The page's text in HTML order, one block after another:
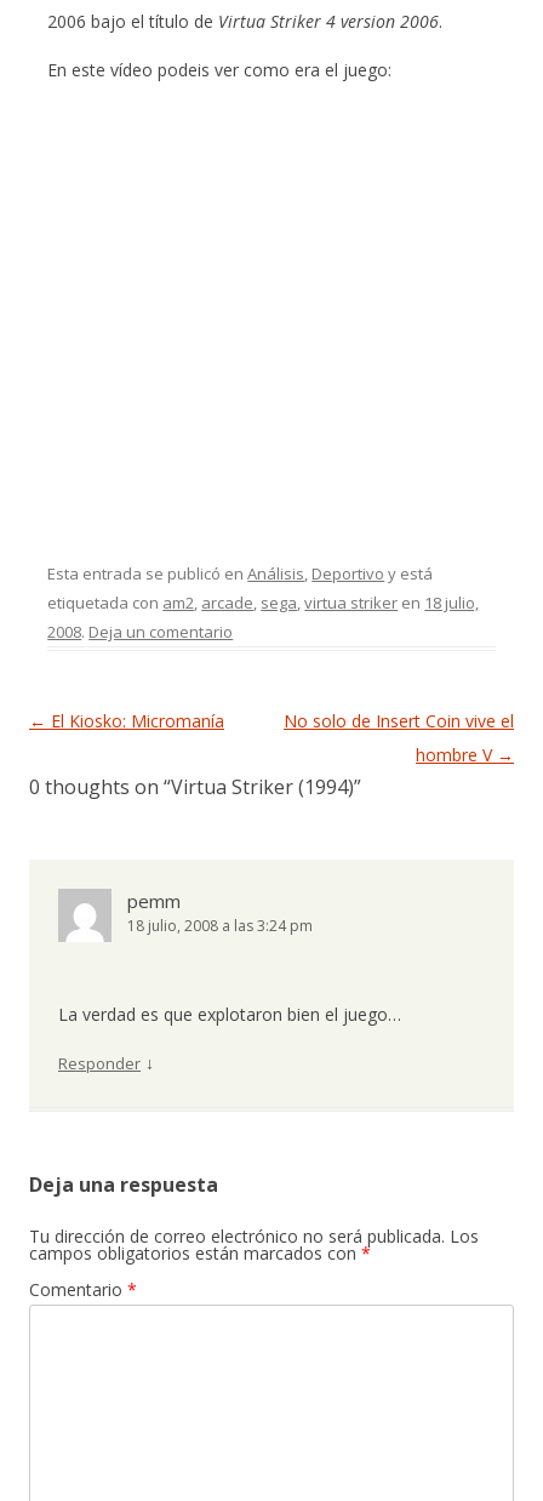
2006 bajo el título de Virtua Striker 4 version 2006.
En este vídeo podeis ver como era el juego:
Esta entrada se publicó enAnálisis, Deportivo y está
etiquetada con am2, arcade, sega,virtua striker en 18 julio,
2008. Deja un comentario
Navegación de entradas
← El Kiosko: Micromanía
No solo de Insert Coin vive el
hombre V →
0 thoughts on “Virtua Striker (1994)”
pemm
18 julio, 2008 a las 3:24 pm
La verdad es que explotaron bien el juego…
Responder ↓
Deja una respuesta
Tu dirección de correo electrónico no será publicada. Los
campos obligatorios están marcados con *
Comentario *